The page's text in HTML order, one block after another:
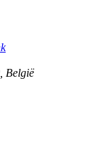
België